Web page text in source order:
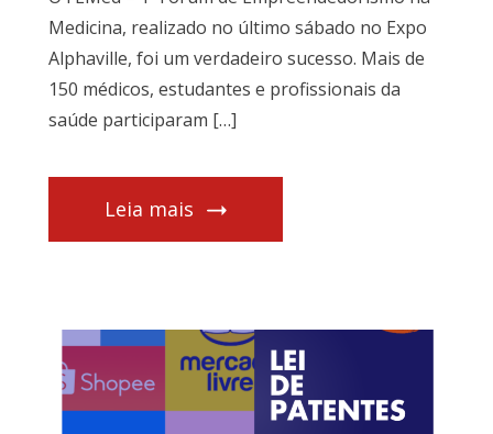
Medicina, realizado no último sábado no Expo
Alphaville, foi um verdadeiro sucesso. Mais de
150 médicos, estudantes e profissionais da
saúde participaram […]
Leia mais